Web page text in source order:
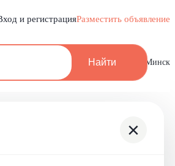
и регистрацияРазместить объявление
Найти Минск
×